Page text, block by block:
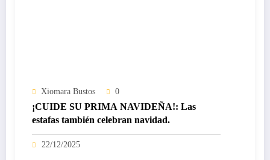
Xiomara Bustos 0
¡CUIDE SU PRIMA NAVIDEÑA!: Las
estafas también celebran navidad.
22/12/2025